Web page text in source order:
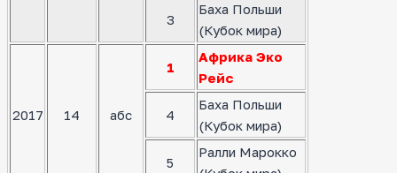
3
Баха Польши
(Кубок мира)
2017 14 абс
1
Африка Эко
Рейс
4
Баха Польши
(Кубок мира)
5
Ралли Марокко